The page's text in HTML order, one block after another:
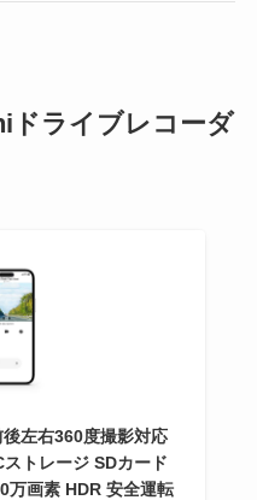
ドライブレコーダ
左右360度撮影対応
トレージ SDカード
万画素 HDR 安全運転